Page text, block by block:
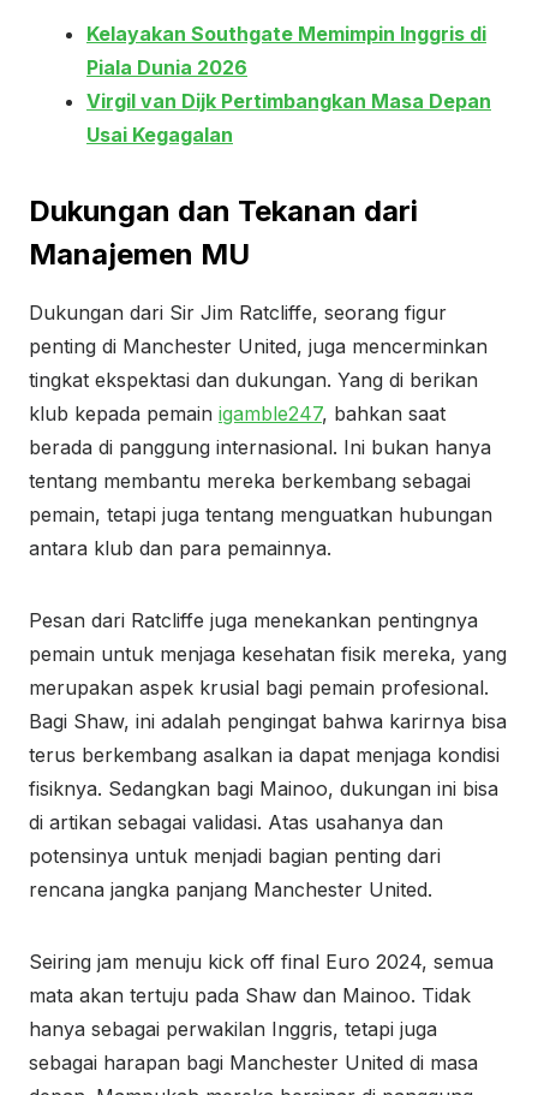
Kelayakan Southgate Memimpin Inggris di
Piala Dunia 2026
Virgil van Dijk Pertimbangkan Masa Depan
Usai Kegagalan
Dukungan dan Tekanan dari
Manajemen MU
Dukungan dari Sir Jim Ratcliffe, seorang figur
penting di Manchester United, juga mencerminkan
tingkat ekspektasi dan dukungan. Yang di berikan
klub kepada pemain igamble247, bahkan saat
berada di panggung internasional. Ini bukan hanya
tentang membantu mereka berkembang sebagai
pemain, tetapi juga tentang menguatkan hubungan
antara klub dan para pemainnya.
Pesan dari Ratcliffe juga menekankan pentingnya
pemain untuk menjaga kesehatan fisik mereka, yang
merupakan aspek krusial bagi pemain profesional.
Bagi Shaw, ini adalah pengingat bahwa karirnya bisa
terus berkembang asalkan ia dapat menjaga kondisi
fisiknya. Sedangkan bagi Mainoo, dukungan ini bisa
di artikan sebagai validasi. Atas usahanya dan
potensinya untuk menjadi bagian penting dari
rencana jangka panjang Manchester United.
Seiring jam menuju kick off final Euro 2024, semua
mata akan tertuju pada Shaw dan Mainoo. Tidak
hanya sebagai perwakilan Inggris, tetapi juga
sebagai harapan bagi Manchester United di masa